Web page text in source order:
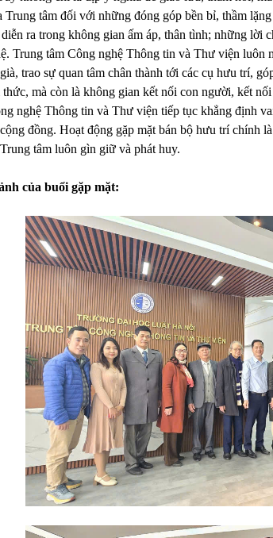
Trung tâm đối với những đóng góp bền bỉ, thầm
ra trong không gian ấm áp, thân tình; những lời
Trung tâm Công nghệ Thông tin và Thư viện
trao sự quan tâm chân thành tới các cụ hưu trí,
mà còn là không gian kết nối con người, kết
nghệ Thông tin và Thư viện tiếp tục khẳng định
đồng. Hoạt động gặp mặt bán bộ hưu trí chính
tâm luôn gìn giữ và phát huy.
của buổi gặp mặt: